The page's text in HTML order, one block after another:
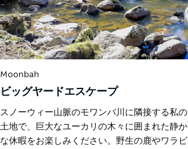
Moonbah
ビッグヤードエスケープ
スノーウィー山脈のモワンバ川に隣接する私の
土地で、巨大なユーカリの木々に囲まれた静か
な休暇をお楽しみください。野生の鹿やワラビ